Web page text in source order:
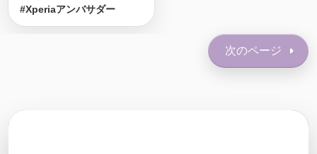
#Xperiaアンバサダー
次のページ